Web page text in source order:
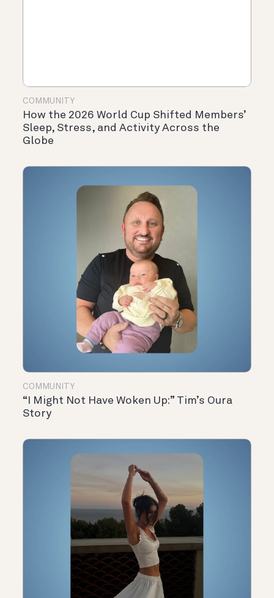
COMMUNITY
How the 2026 World Cup Shifted Members’
Sleep, Stress, and Activity Across the
Globe
COMMUNITY
“I Might Not Have Woken Up:” Tim’s Oura
Story